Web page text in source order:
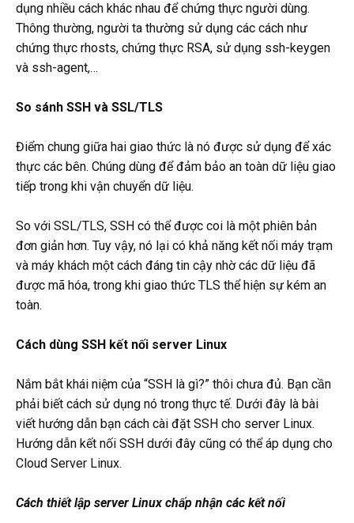
dụng nhiều cách khác nhau để chứng thực người dùng.
Thông thường, người ta thường sử dụng các cách như
chứng thực rhosts, chứng thực RSA, sử dụng ssh-keygen
và ssh-agent,…
So sánh SSH và SSL/TLS
Điểm chung giữa hai giao thức là nó được sử dụng để xác
thực các bên. Chúng dùng để đảm bảo an toàn dữ liệu giao
tiếp trong khi vận chuyển dữ liệu.
So với SSL/TLS, SSH có thể được coi là một phiên bản
đơn giản hơn. Tuy vậy, nó lại có khả năng kết nối máy trạm
và máy khách một cách đáng tin cậy nhờ các dữ liệu đã
được mã hóa, trong khi giao thức TLS thể hiện sự kém an
toàn.
Cách dùng SSH kết nối server Linux
Nắm bắt khái niệm của “SSH là gì?” thôi chưa đủ. Bạn cần
phải biết cách sử dụng nó trong thực tế. Dưới đây là bài
viết hướng dẫn bạn cách cài đặt SSH cho server Linux.
Hướng dẫn kết nối SSH dưới đây cũng có thể áp dụng cho
Cloud Server Linux.
Cách thiết lập server Linux chấp nhận các kết nối